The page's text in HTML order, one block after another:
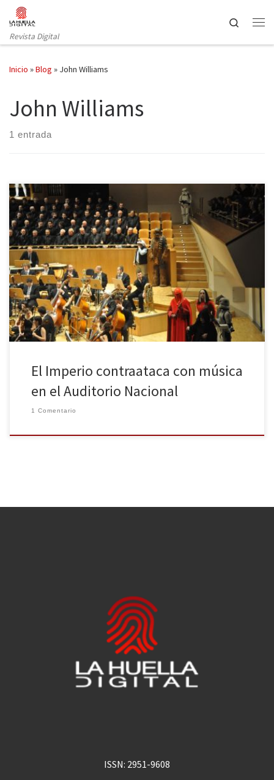
Saltar al contenido
Revista Digital
Search
Inicio »Blog » John Williams
John Williams
1 entrada
Son las 19:30 en el Auditorio Nacional. Mientras ocupamos nuestros
asientos en el primer anfiteatro, los soldados del Imperio vigilan
las puertas con las armas en la mano. Estamos en la Tierra, pero
cualquiera diría que nos encontramos en una de las salas del
Senado Galáctico en el propio planeta […]
El Imperio contraataca con música
en el Auditorio Nacional
1 Comentario
ISSN: 2951-9608